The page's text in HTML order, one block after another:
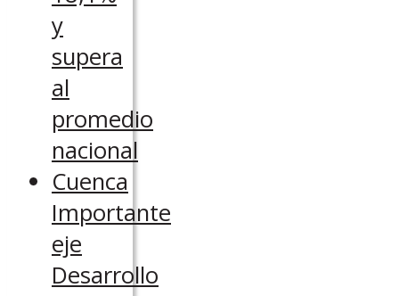
y
supera
al
promedio
nacional
Cuenca
Importante
eje
Desarrollo